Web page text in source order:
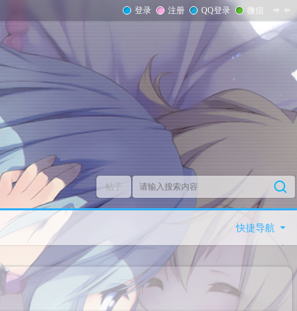
登录 注册 QQ登录 微信
帖子
快捷导航